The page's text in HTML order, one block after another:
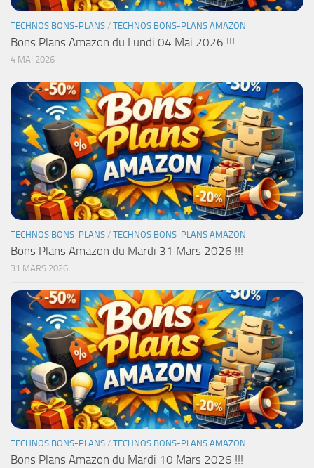
TECHNOS BONS-PLANS / TECHNOS BONS-PLANS AMAZON
Bons Plans Amazon du Lundi 04 Mai 2026 !!!
4 MAI 2026
TECHNOS BONS-PLANS / TECHNOS BONS-PLANS AMAZON
Bons Plans Amazon du Mardi 31 Mars 2026 !!!
31 MARS 2026
TECHNOS BONS-PLANS / TECHNOS BONS-PLANS AMAZON
Bons Plans Amazon du Mardi 10 Mars 2026 !!!